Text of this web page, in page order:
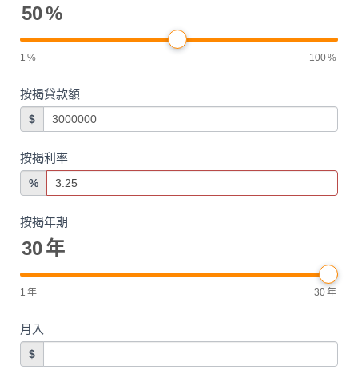
50%
1 % 100%
按揭貸款額
$
按揭利率
%
按揭年期
30年
1 年 30年
月入
$